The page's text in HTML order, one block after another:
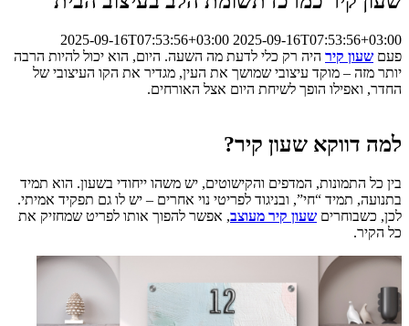
2025-09-16T07:53:56+03:00 2025-09-16T07:53:56+03:00
פעם שעון קיר היה רק כלי לדעת מה השעה. היום, הוא יכול להיות הרבה
יותר מזה – מוקד עיצובי שמושך את העין, מגדיר את הקו העיצובי של
החדר, ואפילו הופך לשיחת היום אצל האורחים.
למה דווקא שעון קיר?
בין כל התמונות, המדפים והקישוטים, יש משהו ייחודי בשעון. הוא תמיד
בתנועה, תמיד “חי”, ובניגוד לפריטי נוי אחרים – יש לו גם תפקיד אמיתי.
לכן, כשבוחרים שעון קיר מעוצב, אפשר להפוך אותו לפריט שמחזיק את
כל הקיר.